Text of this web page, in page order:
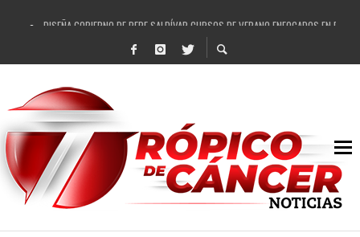
DISEÑA GOBIERNO DE PEPE SALDÍVAR CURSOS DE VERANO ENFOCADOS EN
REFRENDAN LOS 28 DELEGADOS Y 14 COMISARIADOS DE GUADALUPE APOYO A
FORTALECE GOBIERNO DE PEPE SALDÍVAR LA EDUCACIÓN EN LA ZACATECANA
GOBIERNO DE PEPE SALDÍVAR Y GRUPO FEMSA GENERAN MÁS DE 3 MIL EMPLEOS
CUARTA FERIA EXPO AGROPECUARIA TRAJO BENEFICIO DIRECTO A GUADALUPE:
RECONOCE PEPE SALDÍVAR A ARTISTA ZACATECANA VICTORIA HERNÁNDEZ
EGRESA GOBIERNO DE PEPE SALDÍVAR A 500 NUEVAS EMPRESARIAS
SON MUJERES GUADALUPENSES PRINCIPALES BENEFICIADAS DEL PROGRAMA